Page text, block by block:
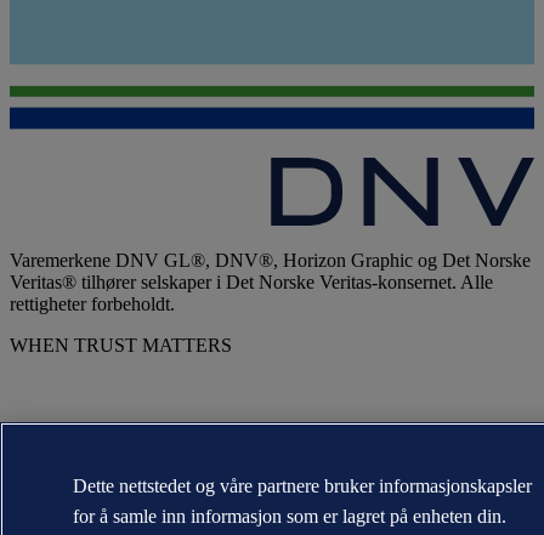
Varemerkene DNV GL®, DNV®, Horizon Graphic og Det Norske
Veritas® tilhører selskaper i Det Norske Veritas-konsernet. Alle
rettigheter forbeholdt.
WHEN TRUST MATTERS
Dette nettstedet og våre partnere bruker informasjonskapsler
for å samle inn informasjon som er lagret på enheten din.